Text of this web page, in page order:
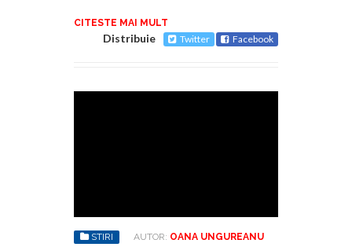
CITESTE MAI MULT
Distribuie Twitter Facebook
STIRI AUTOR: OANA UNGUREANU